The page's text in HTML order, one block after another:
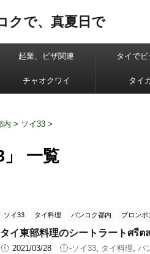
クで、真夏日で
起業、ビザ関連 タイでビ
チャオクワイ タイ
内 > ソイ33 >
」 一覧
ソイ33 タイ料理 バンコク都内 プロンポ
タイ東部料理のシートラートศรีต
2021/03/28 -ソイ33, タイ料理, バ